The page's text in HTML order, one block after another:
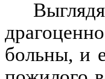
больны, и